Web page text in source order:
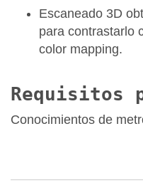
Escaneado 3D
para contrastarlo
color mapping.
Requisitos
Conocimientos de